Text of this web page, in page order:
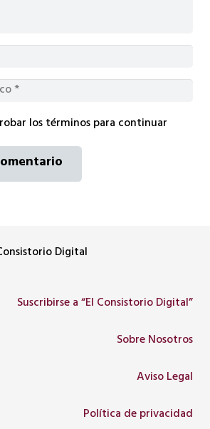
los términos para continuar
Digital
Suscribirse a “El Consistorio Digital”
Sobre Nosotros
Aviso Legal
Política de privacidad